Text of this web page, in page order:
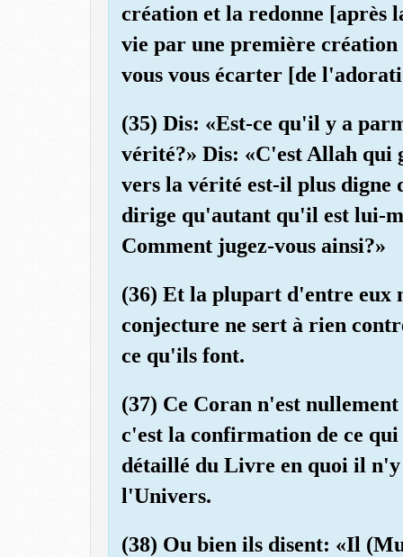
création et la redonne [après
vie par une première
vous vous écarter [de
(35) Dis: «Est-ce qu'il y a
vérité?» Dis: «C'est Allah qui
vers la vérité est-il plus digne
dirige qu'autant qu'il est lui-
Comment jugez-vous ainsi?»
(36) Et la plupart d'entre eux
conjecture ne sert à rien
ce qu'ils font.
(37) Ce Coran n'est
c'est la confirmation de ce
détaillé du Livre en quoi il n'y
l'Univers.
(38) Ou bien ils disent: «Il